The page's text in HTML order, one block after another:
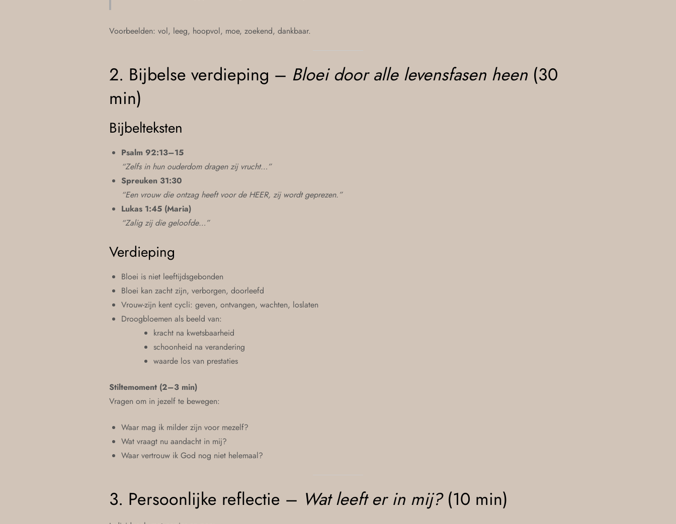
Voorbeelden: vol, leeg, hoopvol, moe, zoekend, dankbaar.
2. Bijbelse verdieping – Bloei door alle levensfasen heen(30
min)
Bijbelteksten
Psalm 92:13–15
“Zelfs in hun ouderdom dragen zij vrucht…”
Spreuken 31:30
“Een vrouw die ontzag heeft voor de HEER, zij wordt geprezen.”
Lukas 1:45 (Maria)
“Zalig zij die geloofde…”
Verdieping
Bloei is niet leeftijdsgebonden
Bloei kan zacht zijn, verborgen, doorleefd
Vrouw-zijn kent cycli: geven, ontvangen, wachten, loslaten
Droogbloemen als beeld van:
kracht na kwetsbaarheid
schoonheid na verandering
waarde los van prestaties
Stiltemoment (2–3 min)
Vragen om in jezelf te bewegen:
Waar mag ik milder zijn voor mezelf?
Wat vraagt nu aandacht in mij?
Waar vertrouw ik God nog niet helemaal?
3. Persoonlijke reflectie – Wat leeft er in mij?(10 min)